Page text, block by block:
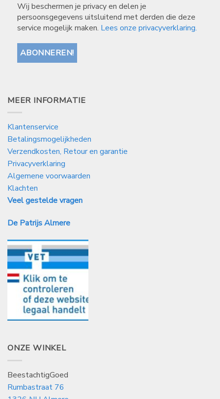
Wij beschermen je privacy en delen je
persoonsgegevens uitsluitend met derden die deze
service mogelijk maken. Lees onze privacyverklaring.
MEER INFORMATIE
Klantenservice
Betalingsmogelijkheden
Verzendkosten, Retour en garantie
Privacyverklaring
Algemene voorwaarden
Klachten
Veel gestelde vragen
De Patrijs Almere
ONZE WINKEL
BeestachtigGoed
Rumbastraat 76